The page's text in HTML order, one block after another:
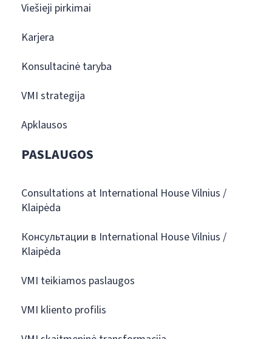
Viešieji pirkimai
Karjera
Konsultacinė taryba
VMI strategija
Apklausos
PASLAUGOS
Consultations at International House Vilnius /
Klaipėda
Консультации в International House Vilnius /
Klaipėda
VMI teikiamos paslaugos
VMI kliento profilis